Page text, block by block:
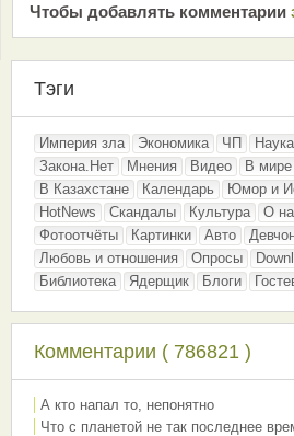
Чтобы добавлять комментарии
Тэги
Империя зла Экономика ЧП
Закона.Нет
Мнения Видео В мире
В Казахстане
Календарь Юмор и
HotNews
Скандалы Культура О
Фотоотчёты
Картинки Авто
Любовь и отношения
Опросы
Библиотека
Ядерщик Блоги
Комментарии ( 786821 )
А кто напал то, непонятно
Что с планетой не так последнее